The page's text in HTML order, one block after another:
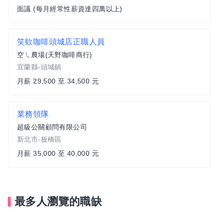
面議 (每月經常性薪資達四萬以上)
笑欸咖啡頭城店正職人員
空ㄟ農場(天野咖啡商行)
宜蘭縣-頭城鎮
月薪 29,500 至 34,500 元
業務領隊
超級公關顧問有限公司
新北市-板橋區
月薪 35,000 至 40,000 元
最多人瀏覽的職缺